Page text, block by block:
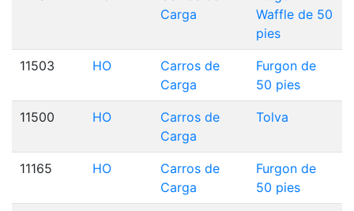
Carga
Waffle de 50
pies
11503 HO
Carros de
Carga
Furgon de
50 pies
11500 HO
Carros de
Carga
Tolva
11165 HO
Carros de
Carga
Furgon de
50 pies